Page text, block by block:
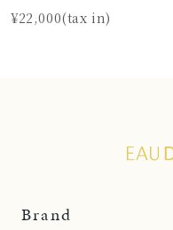
¥22,000(tax in)
Brand